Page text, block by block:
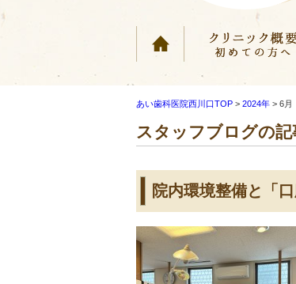
ホーム
あい歯科医院西川口TOP > 2024年 > 6月
スタッフブログの記
院内環境整備と「